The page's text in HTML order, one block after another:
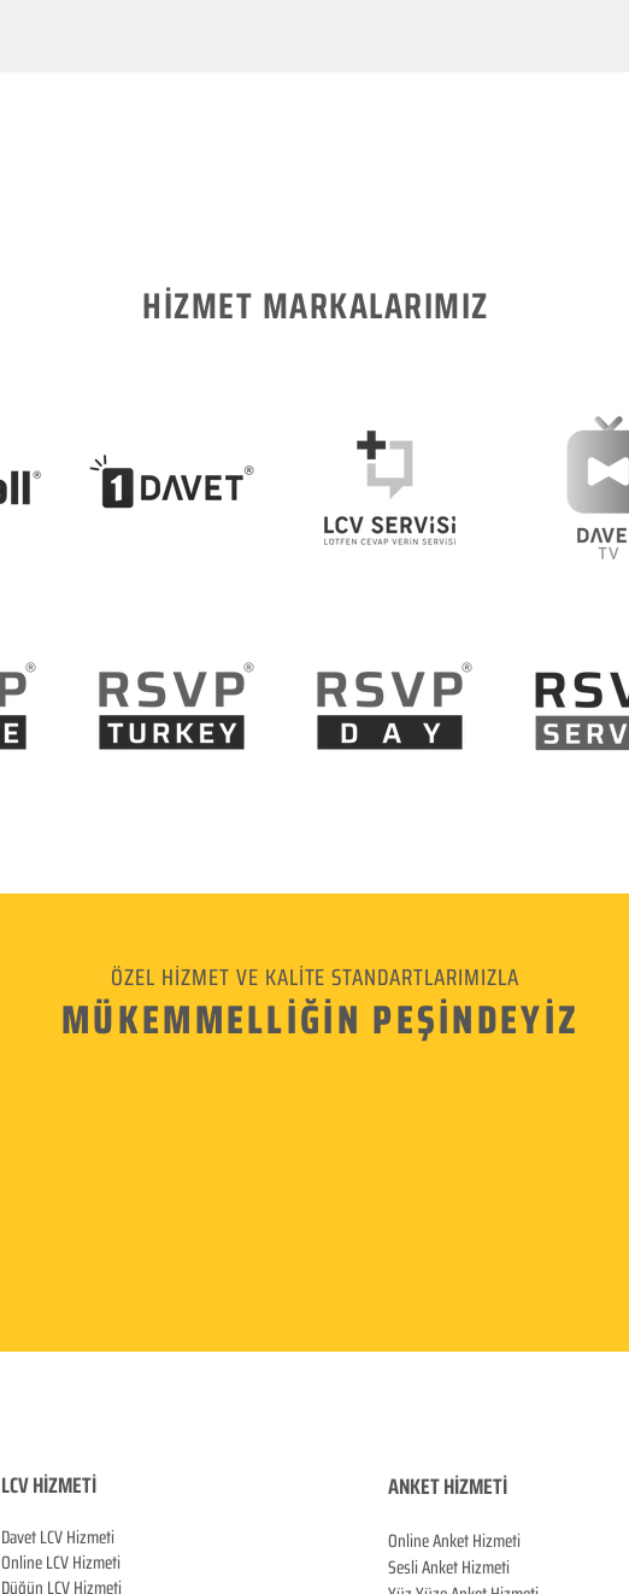
HİZMET MARKALARIMIZ
ÖZEL HİZMET VE KALİTE STANDARTLARIMIZLA
MÜKEMMELLİĞİN PEŞİNDEYİZ
LCV HİZMETİ
Davet LCV Hizmeti
Online LCV Hizmeti
ANKET HİZMETİ
Online Anket Hizmeti
Sesli Anket Hizmeti